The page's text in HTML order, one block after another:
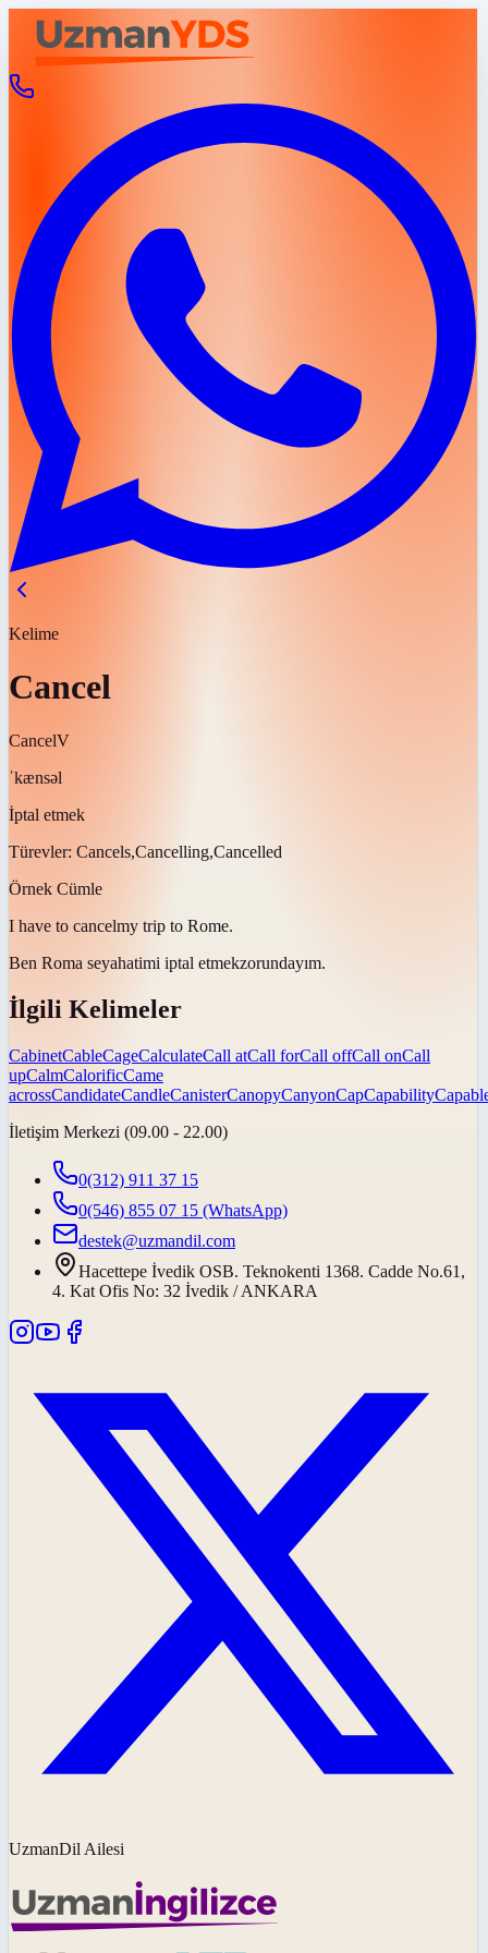
Kelime
Cancel
CancelV
ˈkænsəl
İptal etmek
Türevler: Cancels,Cancelling,Cancelled
Örnek Cümle
I have to cancelmy trip to Rome.
Ben Roma seyahatimi iptal etmekzorundayım.
İlgili Kelimeler
CabinetCableCageCalculateCall atCall forCall offCall onCall
upCalmCalorificCame
acrossCandidateCandleCanisterCanopyCanyonCapCapability
İletişim Merkezi (09.00 - 22.00)
0(312) 911 37 15
0(546) 855 07 15 (WhatsApp)
destek@uzmandil.com
Hacettepe İvedik OSB. Teknokenti 1368. Cadde No.61,
4. Kat Ofis No: 32 İvedik / ANKARA
UzmanDil Ailesi